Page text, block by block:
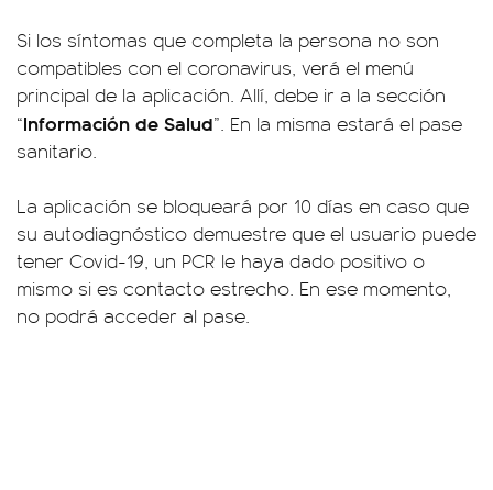
Si los síntomas que completa la persona no son
compatibles con el coronavirus, verá el menú
principal de la aplicación. Allí, debe ir a la sección
“Información de Salud”. En la misma estará el pase
sanitario.
La aplicación se bloqueará por 10 días en caso que
su autodiagnóstico demuestre que el usuario puede
tener Covid-19, un PCR le haya dado positivo o
mismo si es contacto estrecho. En ese momento,
no podrá acceder al pase.